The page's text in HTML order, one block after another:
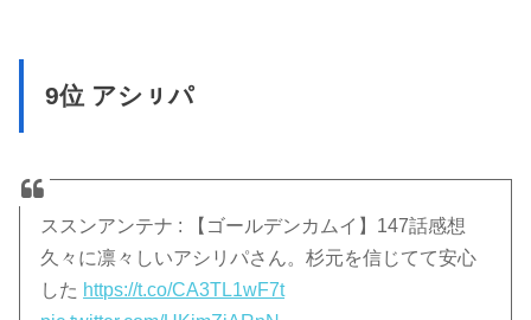
9位 アシㇼパ
ススンアンテナ : 【ゴールデンカムイ】147話感想
久々に凛々しいアシリパさん。杉元を信じてて安心
した https://t.co/CA3TL1wF7t